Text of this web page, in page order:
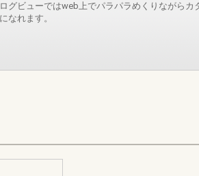
グビューではweb上でパラパラめくりながらカ
なれます。